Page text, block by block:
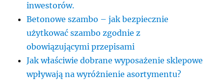
inwestorów.
Betonowe szambo – jak bezpiecznie
użytkować szambo zgodnie z
obowiązującymi przepisami
Jak właściwie dobrane wyposażenie sklepowe
wpływają na wyróżnienie asortymentu?